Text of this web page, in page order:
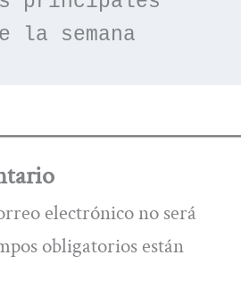
la semana
electrónico no será
obligatorios están